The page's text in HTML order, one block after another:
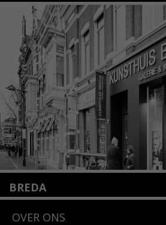
Amstelveenseweg 135
1075 VX Amsterdam
+31 (0)20 2332546
info@kunsthuisamsterdam.nl
Lees meer
BREDA
4818 SB Breda
OVER ONS